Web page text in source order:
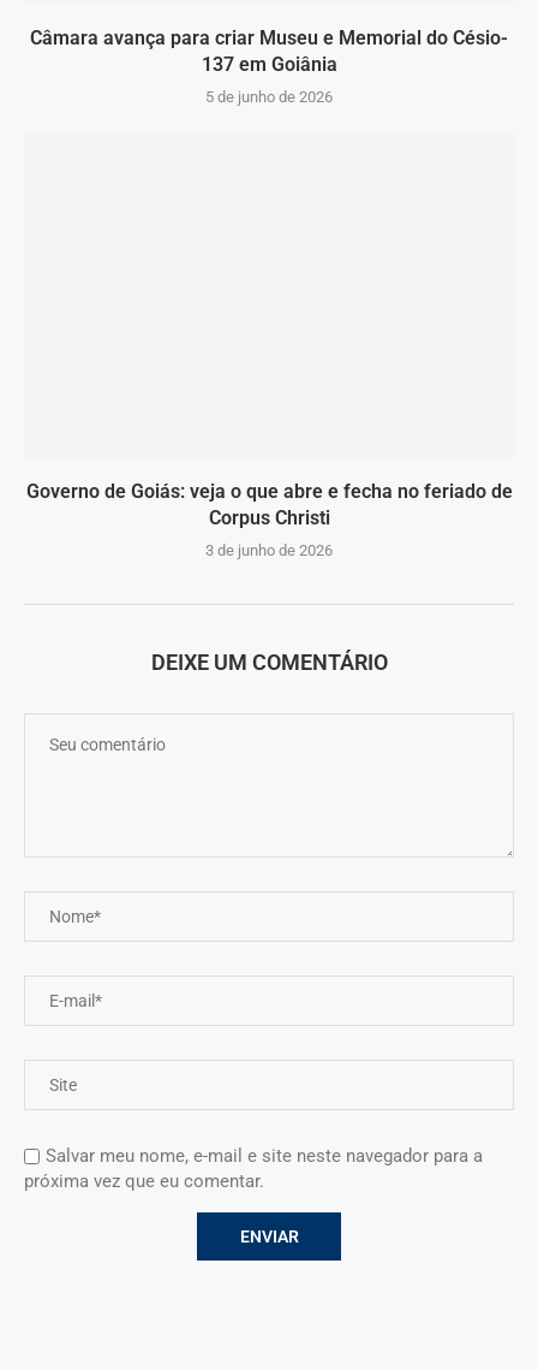
Câmara avança para criar Museu e Memorial do Césio-
137 em Goiânia
5 de junho de 2026
Governo de Goiás: veja o que abre e fecha no feriado de
Corpus Christi
3 de junho de 2026
DEIXE UM COMENTÁRIO
Salvar meu nome, e-mail e site neste navegador para a
próxima vez que eu comentar.